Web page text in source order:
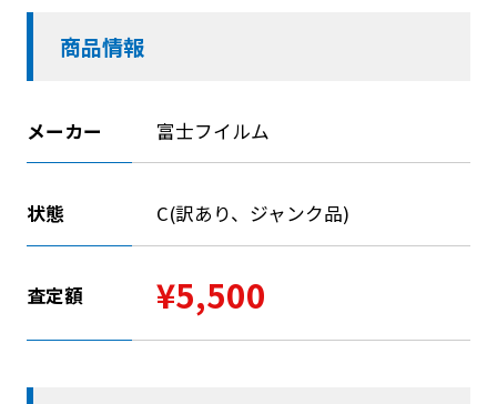
商品情報
メーカー 富士フイルム
状態 C(訳あり、ジャンク品)
査定額 ¥5,500